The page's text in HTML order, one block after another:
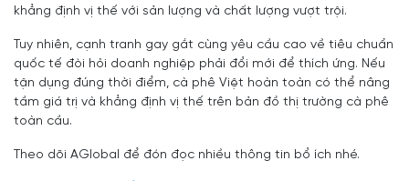
khẳng định vị thế với sản lượng và chất lượng vượt trội.
Tuy nhiên, cạnh tranh gay gắt cùng yêu cầu cao về tiêu chuẩn
quốc tế đòi hỏi doanh nghiệp phải đổi mới để thích ứng. Nếu
tận dụng đúng thời điểm, cà phê Việt hoàn toàn có thể nâng
tầm giá trị và khẳng định vị thế trên bản đồ thị trường cà phê
toàn cầu.
Theo dõi AGlobal để đón đọc nhiều thông tin bổ ích nhé.